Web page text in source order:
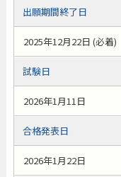
出願期間終了日
2025年12月22日 (必着)
試験日
2026年1月11日
合格発表日
2026年1月22日